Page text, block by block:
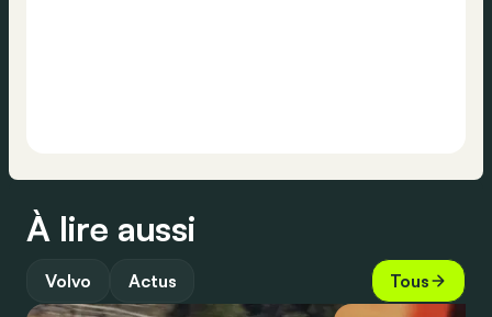
À lire aussi
Volvo Actus Tous